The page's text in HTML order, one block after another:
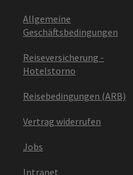
Allgemeine
Geschäftsbedingungen
Reiseversicherung -
Hotelstorno
Reisebedingungen (ARB)
Vertrag widerrufen
Jobs
Intranet